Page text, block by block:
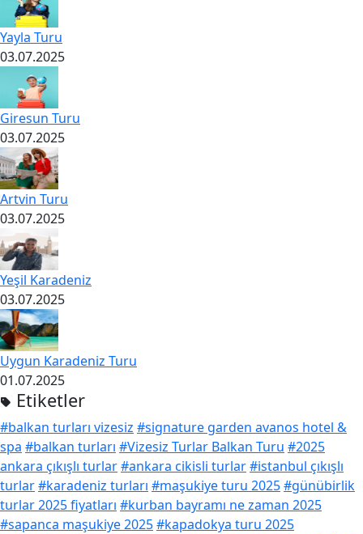
Yayla Turu
03.07.2025
Giresun Turu
03.07.2025
Artvin Turu
03.07.2025
Yeşil Karadeniz
03.07.2025
Uygun Karadeniz Turu
01.07.2025
Etiketler
#balkan turları vizesiz #signature garden avanos hotel &
spa #balkan turları #Vizesiz Turlar Balkan Turu #2025
ankara çıkışlı turlar#ankara cikisli turlar#istanbul çıkışlı
turlar#karadeniz turları #maşukiye turu 2025#günübirlik
turlar 2025 fiyatları #kurban bayramı ne zaman 2025
#sapanca maşukiye 2025#kapadokya turu 2025